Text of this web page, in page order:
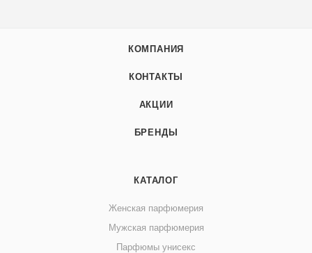
КОМПАНИЯ
КОНТАКТЫ
АКЦИИ
БРЕНДЫ
КАТАЛОГ
Женская парфюмерия
Мужская парфюмерия
Парфюмы унисекс